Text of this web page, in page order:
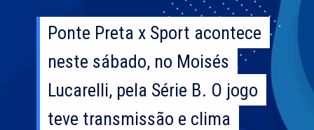
Ponte Preta x Sport acontece
neste sábado, no Moisés
Lucarelli, pela Série B. O jogo
teve transmissão e clima
Ponte Preta x Sport acontece
neste sábado, no Moisés
Lucarelli, pela Série B. O jogo
teve transmissão e clima